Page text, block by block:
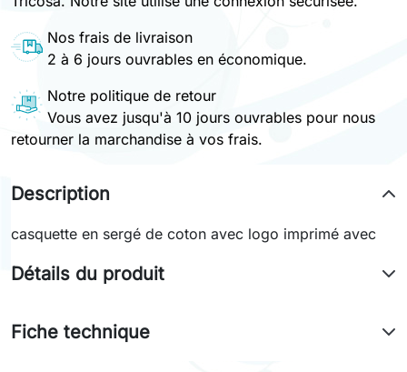
Nos frais de livraison
2 à 6 jours ouvrables en économique.
Notre politique de retour
Vous avez jusqu'à 10 jours ouvrables pour nous
retourner la marchandise à vos frais.
Description
casquette en sergé de coton avec logo imprimé avec
Détails du produit
Fiche technique